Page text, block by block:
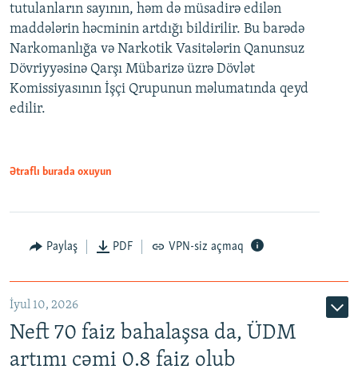
tutulanların sayının, həm də müsadirə edilən
maddələrin həcminin artdığı bildirilir. Bu barədə
Narkomanlığa və Narkotik Vasitələrin Qanunsuz
Dövriyyəsinə Qarşı Mübarizə üzrə Dövlət
Komissiyasının İşçi Qrupunun məlumatında qeyd
edilir.
Ətraflı burada oxuyun
Paylaş PDF VPN-siz açmaq
İyul 10, 2026
Neft 70 faiz bahalaşsa da, ÜDM
artımı cəmi 0.8 faiz olub